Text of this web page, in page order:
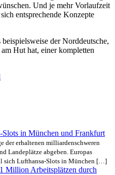
Und je mehr Vorlaufzeit
entsprechende Konzepte
der Norddeutsche,
Hut hat, einer kompletten
in München und Frankfurt
der erhaltenen milliardenschweren
Landeplätze abgeben. Europas
sich Lufthansa-Slots in München […]
Million Arbeitsplätzen durch